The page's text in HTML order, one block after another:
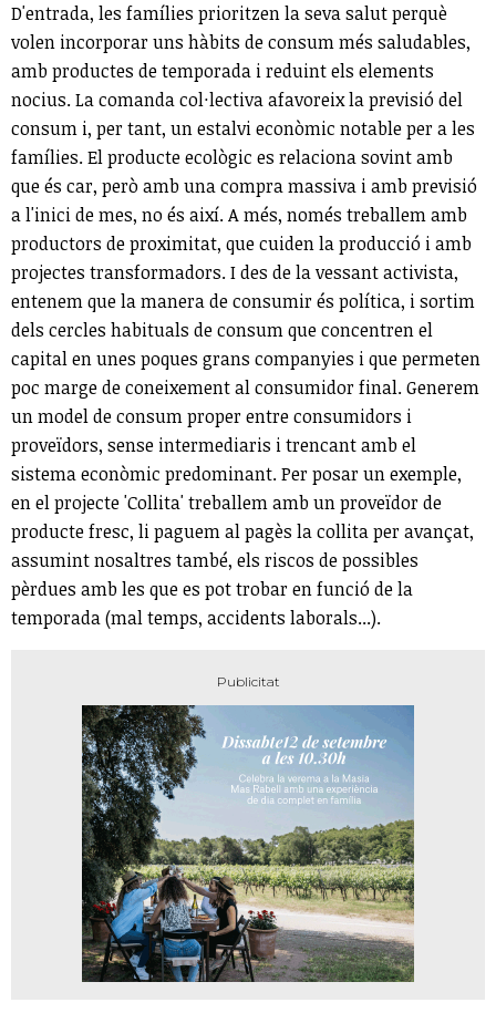
D'entrada, les famílies prioritzen la seva salut perquè
volen incorporar uns hàbits de consum més saludables,
amb productes de temporada i reduint els elements
nocius. La comanda col·lectiva afavoreix la previsió del
consum i, per tant, un estalvi econòmic notable per a les
famílies. El producte ecològic es relaciona sovint amb
que és car, però amb una compra massiva i amb previsió
a l'inici de mes, no és així. A més, només treballem amb
productors de proximitat, que cuiden la producció i amb
projectes transformadors. I des de la vessant activista,
entenem que la manera de consumir és política, i sortim
dels cercles habituals de consum que concentren el
capital en unes poques grans companyies i que permeten
poc marge de coneixement al consumidor final. Generem
un model de consum proper entre consumidors i
proveïdors, sense intermediaris i trencant amb el
sistema econòmic predominant. Per posar un exemple,
en el projecte 'Collita' treballem amb un proveïdor de
producte fresc, li paguem al pagès la collita per avançat,
assumint nosaltres també, els riscos de possibles
pèrdues amb les que es pot trobar en funció de la
temporada (mal temps, accidents laborals...).